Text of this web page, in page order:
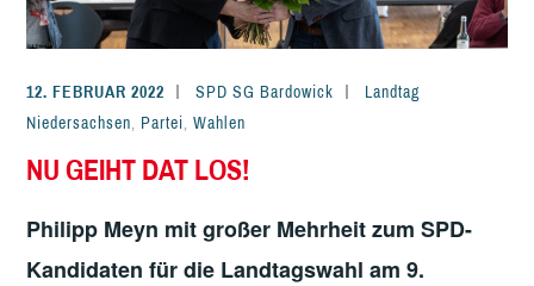
12. FEBRUAR 2022 SPD SG Bardowick
Landtag
Niedersachsen, Partei,Wahlen
NU GEIHT DAT LOS!
Philipp Meyn mit großer Mehrheit zum SPD-
Kandidaten für die Landtagswahl am 9.